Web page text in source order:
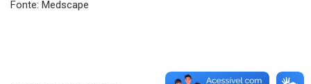
Fonte: Medscape